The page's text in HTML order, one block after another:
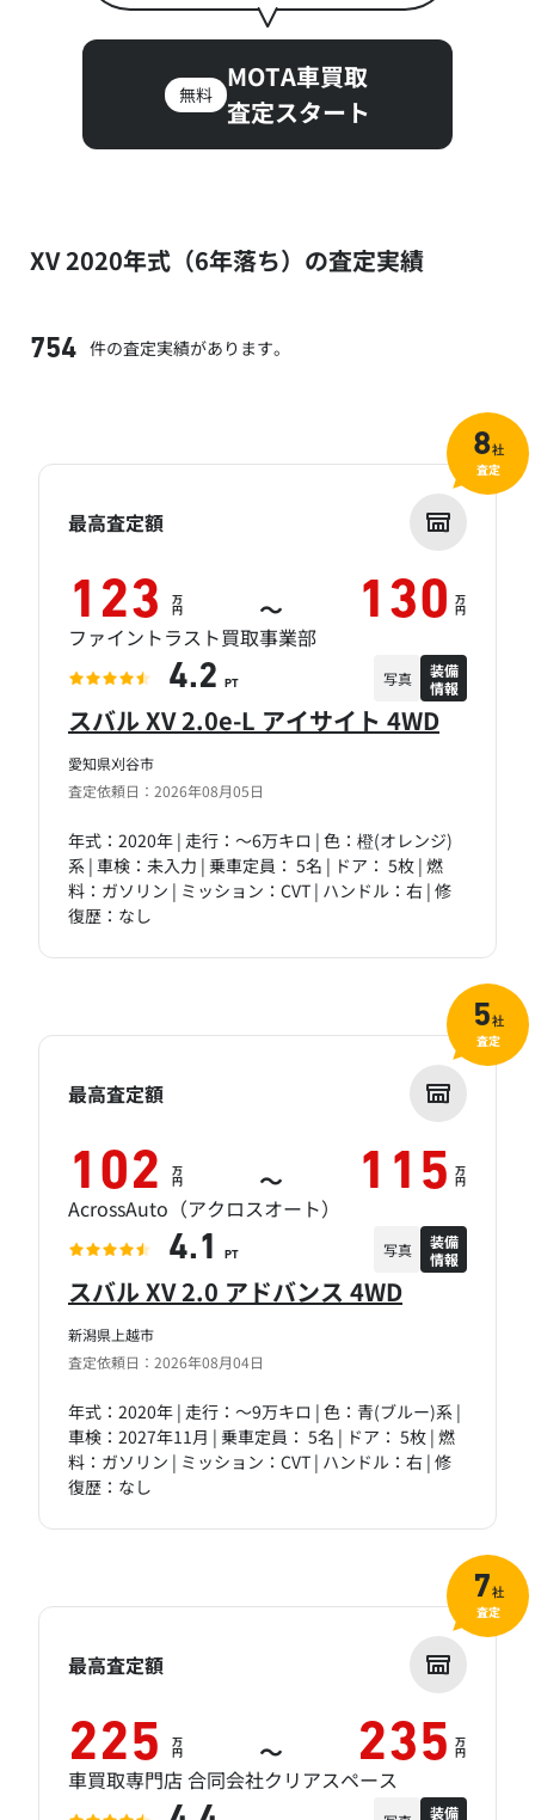
無料
MOTA車買取
査定スタート
XV 2020年式（6年落ち）の査定実績
754 件の査定実績があります。
愛知県刈谷市
査定依頼日：2026年08月05日
スバル XV 2.0e-L アイサイト 4WD
年式：2020年 | 走行：～6万キロ | 色：橙(オレンジ)
系 | 車検：未入力 | 乗車定員： 5名 | ドア： 5枚 | 燃
料：ガソリン | ミッション：CVT | ハンドル：右 | 修
復歴：なし
最高査定額
123 万
円 ～ 130 万
円
ファイントラスト買取事業部
4.2 PT 写真
装備
情報
8社
査定
新潟県上越市
査定依頼日：2026年08月04日
スバル XV 2.0 アドバンス 4WD
年式：2020年 | 走行：～9万キロ | 色：青(ブルー)系 |
車検：2027年11月 | 乗車定員： 5名 | ドア： 5枚 | 燃
料：ガソリン | ミッション：CVT | ハンドル：右 | 修
復歴：なし
最高査定額
102 万
円 ～ 115 万
円
AcrossAuto（アクロスオート）
4.1 PT 写真
装備
情報
5社
査定
最高査定額
225 万
円 ～ 235 万
円
車買取専門店 合同会社クリアスペース
装備
7社
査定